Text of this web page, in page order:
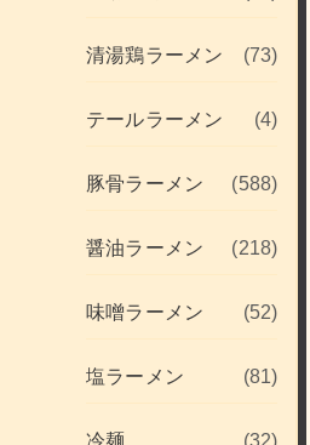
清湯鶏ラーメン (73)
テールラーメン (4)
豚骨ラーメン (588)
醤油ラーメン (218)
味噌ラーメン (52)
塩ラーメン (81)
冷麺 (32)